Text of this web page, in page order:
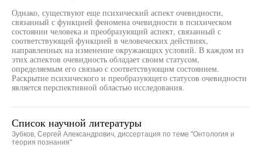
Однако, существуют еще психический аспект очевидности,
связанный с функцией феномена очевидности в психическом
состоянии человека и преобразующий аспект, связанный с
соответствующей функцией в человеческих действиях,
направленных на изменение окружающих условий. В каждом из
этих аспектов очевидность обладает своим статусом,
определяемым его связью с соответствующим состоянием.
Раскрытие психического и преобразующего статусов очевидности
является перспективной областью исследования.
Список научной литературы
Зубков, Сергей Александрович, диссертация по теме "Онтология и
теория познания"